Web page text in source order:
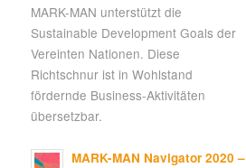
MARK-MAN unterstützt die
Sustainable Development Goals der
Vereinten Nationen. Diese
Richtschnur ist in Wohlstand
fördernde Business-Aktivitäten
übersetzbar.
MARK-MAN Navigator 2020 –